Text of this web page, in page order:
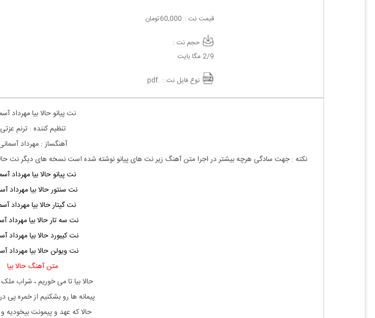
قیمت نت : 60,000تومان
حجم نت :
2/9 مگا بایت
نوع فایل نت : .pdf
نت پیانو حالا بیا مهرداد
تنظیم کننده : ترنم عزتی
آهنگساز : مهرداد
نکته : جهت سادگی هرچه بیشتر در اجرا متن آهنگ زیر نت های پیانو نوشته شده است نسخه های دیگر نت حالا
نت پیانو حالا بیا مهرداد
نت سنتور حالا بیا مهرداد
نت گیتار حالا بیا مهرداد
نت سه تار حالا بیا مهرداد
نت کیبورد حالا بیا مهرداد
نت ویولن حالا بیا مهرداد
متن آهنگ حالا بیا
حالا بیا تا می خوریم ، شراب
پیمانه ها رو بشکنیم از خمره پی
حالا که عهد و پیمونت